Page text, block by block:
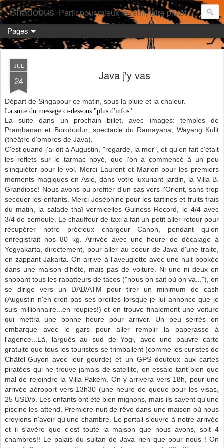
Shadobus Partir pour mieux revenir, faire plutôt qu'avoir.
Pages
JUL
24 Java j'y vas
Départ de Singapour ce matin, sous la pluie et la chaleur.
La suite du message ci-dessous "plus d'infos":
La suite dans un prochain billet, avec images: temples de
Prambanan et Borobudur; spectacle du Ramayana, Wayang Kulit
(théâtre d'ombres de Java).
C'est quand j'ai dit à Augustin, "regarde, la mer", et qu'en fait c'était
les reflets sur le tarmac noyé, que l'on a commencé à un peu
s'inquiéter pour le vol. Merci Laurent et Marion pour les premiers
moments magiques en Asie, dans votre luxuriant jardin, la Villa B.
Grandiose! Nous avons pu profiter d'un sas vers l'Orient, sans trop
secouer les enfants. Merci Joséphine pour les tartines et fruits frais
du matin, la salade thaï vermicelles Guiness Record, le 4/4 avec
3/4 de semoule. Le chauffeur de taxi a fait un petit aller-retour pour
récupérer notre précieux chargeur Canon, pendant qu'on
enregistrait nos 80 kg. Arrivée avec une heure de décalage à
Yogyakarta, directement, pour aller au coeur de Java d'une traite,
en zappant Jakarta. On arrive à l'aveuglette avec une nuit bookée
dans une maison d'hôte, mais pas de voiture. Ni une ni deux en
snobant tous les rabatteurs de tacos ("nous on sait où on va..."), on
se dirige vers un DAB/ATM pour tirer un minimum de cash
(Augustin n'en croit pas ses oreilles lorsque je lui annonce que je
suis millionnaire...en roupies!) et on trouve finalement une voiture
qui mettra une bonne heure pour arriver. Un peu serrés on
embarque avec le gars pour aller remplir la paperasse à
l'agence...Là, largués au sud de Yogi, avec une pauvre carte
gratuite que tous les touristes se trimballent (comme les curistes de
Châtel-Guyon avec leur gourde) et un GPS douteux aux cartes
piratées qui ne trouve jamais de satellite, on essaie tant bien que
mal de rejoindre la Villa Pakem. On y arrivera vers 18h, pour une
arrivée aéroport vers 13h30 (une heure de queue pour les visas,
25 USD/p. Les enfants ont été bien mignons, mais ils savent qu'une
piscine les attend. Première nuit de rêve dans une maison où nous
croyions n'avoir qu'une chambre. Le portail s'ouvre à notre arrivée
et il s'avère que c'est toute la maison que nous avons, soit 4
chambres!! Le palais du sultan de Java rien que pour nous ! On